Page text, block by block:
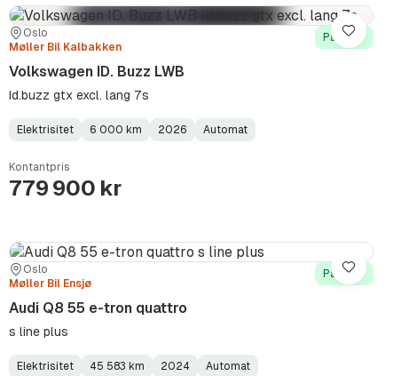
Sted:
Oslo
Forhandler:
Møller Bil Kalbakken
På lager
Volkswagen ID. Buzz LWB
Id.buzz gtx excl. lang 7s
Fuel
Elektrisitet
Kilometerstand:
6 000 km
Model
2026
Gearbox
Automat
Kontantpris
779 900 kr
Lagre
Sted:
Oslo
Forhandler:
Møller Bil Ensjø
På lager
Audi Q8 55 e-tron quattro
s line plus
Elektrisitet 45 583 km 2024 Automat
Lagre